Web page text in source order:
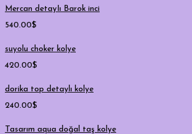
Mercan detayIı Barok inci
540.00$
suyolu choker kolye
420.00$
dorika top detaylı kolye
240.00$
Tasarım aqua doğal taş kolye